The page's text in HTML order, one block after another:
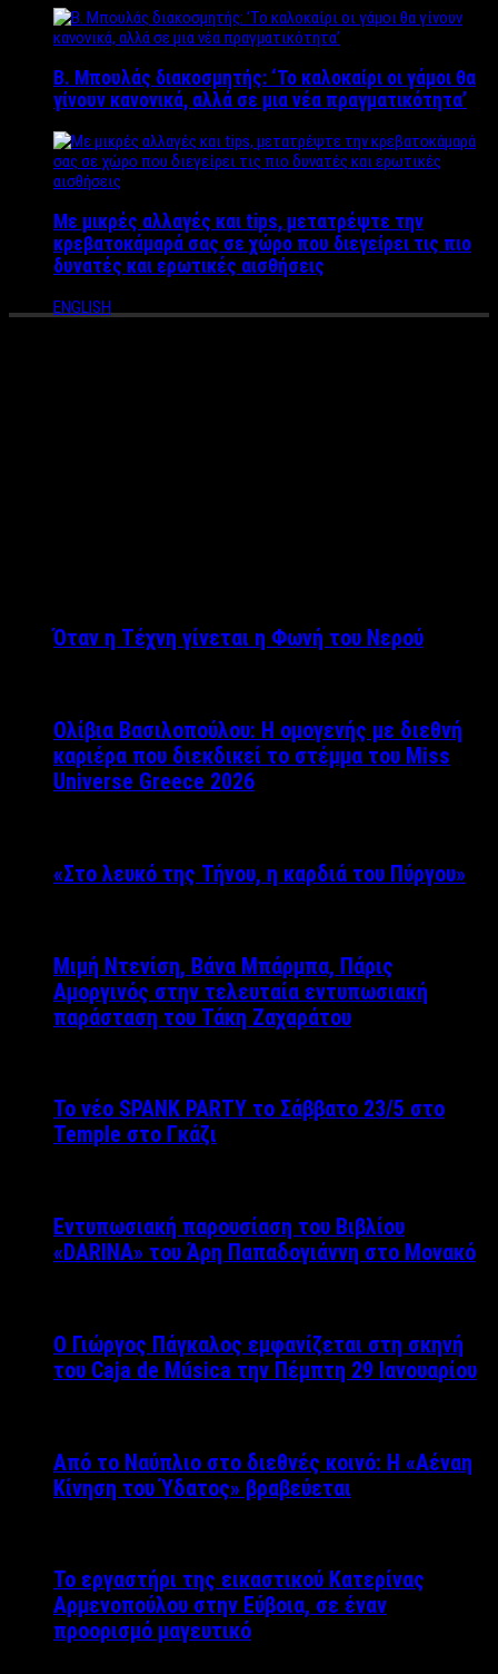
Β. Μπουλάς διακοσμητής: ‘Το καλοκαίρι οι γάμοι θα
γίνουν κανονικά, αλλά σε μια νέα πραγματικότητα’
Με μικρές αλλαγές και tips, μετατρέψτε την
κρεβατοκάμαρά σας σε χώρο που διεγείρει τις πιο
δυνατές και ερωτικές αισθήσεις
ENGLISH
Όταν η Τέχνη γίνεται η Φωνή του Νερού
Ολίβια Βασιλοπούλου: Η ομογενής με διεθνή
καριέρα που διεκδικεί το στέμμα του Miss
Universe Greece 2026
«Στο λευκό της Τήνου, η καρδιά του Πύργου»
Μιμή Ντενίση, Βάνα Μπάρμπα, Πάρις
Αμοργινός στην τελευταία εντυπωσιακή
παράσταση του Τάκη Ζαχαράτου
Το νέο SPANK PARTY το Σάββατο 23/5 στο
Temple στο Γκάζι
Εντυπωσιακή παρουσίαση του Βιβλίου
«DARINA» του Άρη Παπαδογιάννη στο Μονακό
Ο Γιώργος Πάγκαλος εμφανίζεται στη σκηνή
του Caja de Música την Πέμπτη 29 Ιανουαρίου
Από το Ναύπλιο στο διεθνές κοινό: Η «Αέναη
Κίνηση του Ύδατος» βραβεύεται
Το εργαστήρι της εικαστικού Κατερίνας
Αρμενοπούλου στην Εύβοια, σε έναν
προορισμό μαγευτικό